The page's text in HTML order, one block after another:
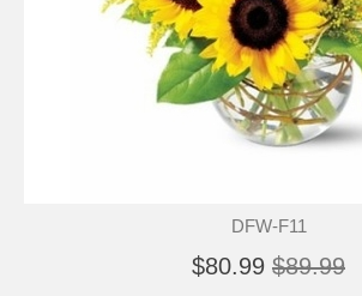
DFW-F11
$80.99 $89.99